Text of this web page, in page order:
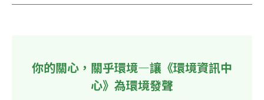
你的關心，關乎環境—讓《環境資訊中
心》為環境發聲